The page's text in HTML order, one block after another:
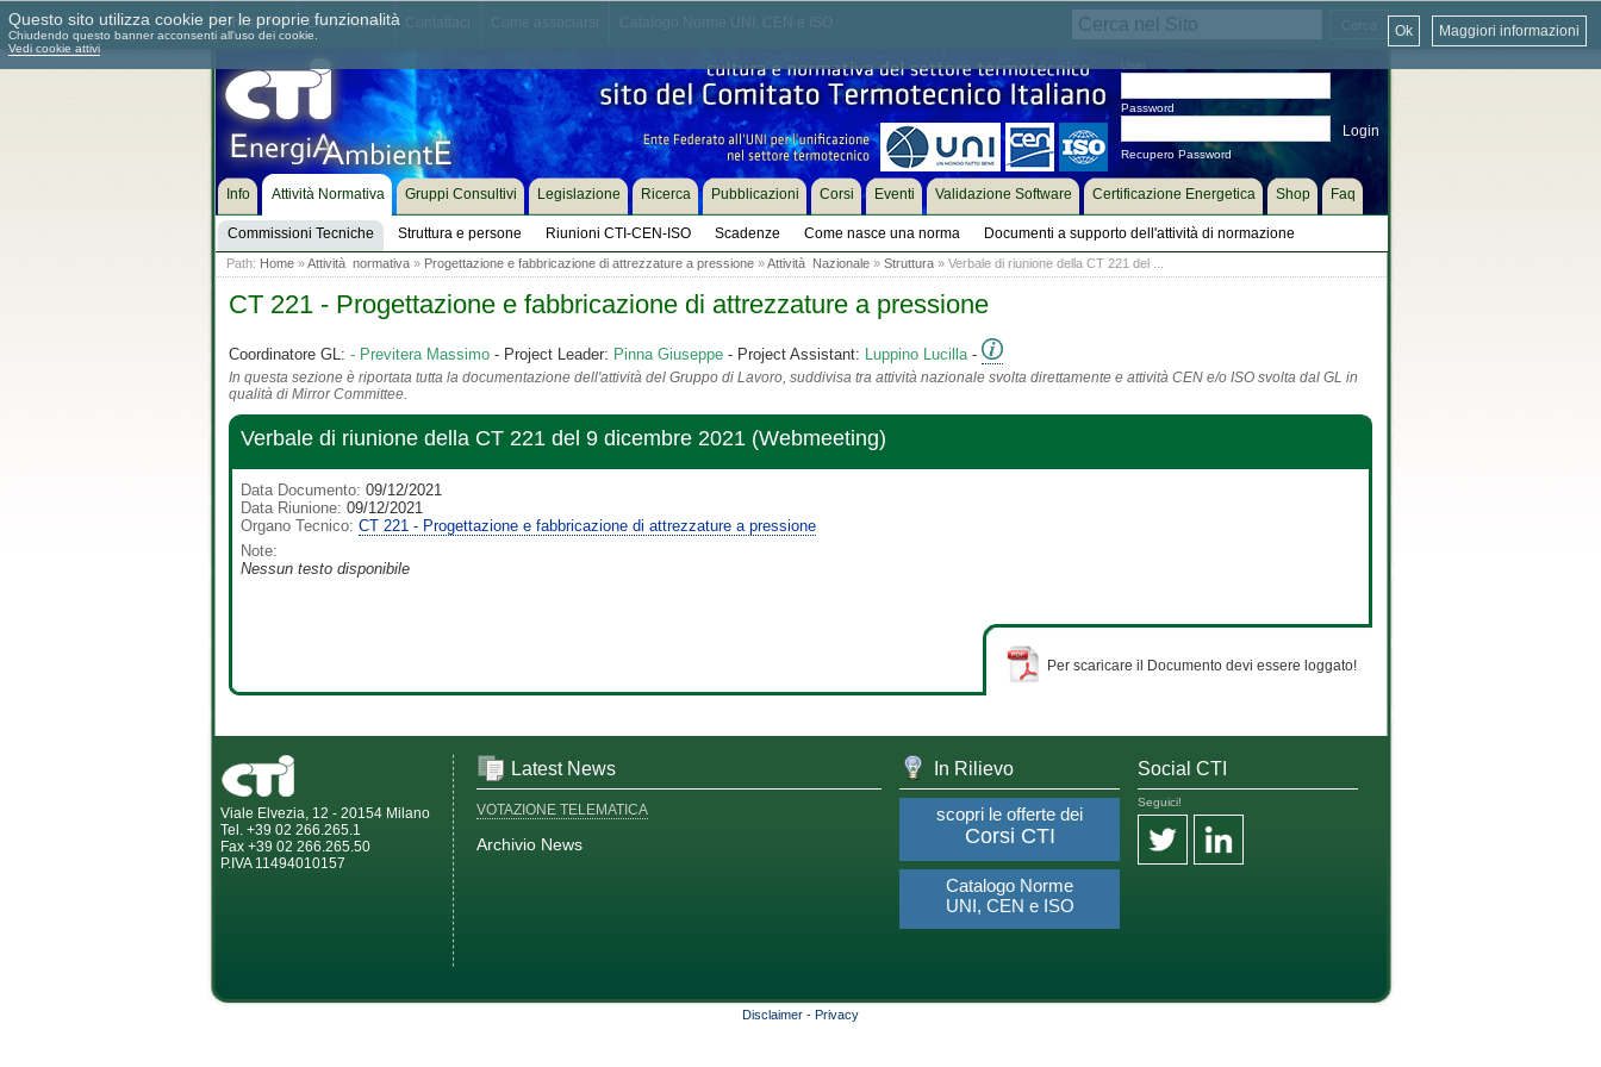
Chi siamo Dove siamo
Password
Recupero Password
Info Attività Normativa
Commissioni Tecniche Struttura e persone Riunioni CTI-CEN-ISO Scadenze Come nasce una norma Documenti a supporto dell'attività di normazione
Gruppi Consultivi Legislazione Ricerca Pubblicazioni Corsi Eventi Validazione Software Certificazione Energetica Shop Faq
Path: Home»Attività normativa» Progettazione e fabbricazione di attrezzature a pressione»Attività Nazionale» Struttura» Verbale di riunione della CT 221 del ...
CT 221 - Progettazione e fabbricazione di attrezzature a pressione
Coordinatore GL: - Previtera Massimo- Project Leader: Pinna Giuseppe- Project Assistant: Luppino Lucilla-
In questa sezione è riportata tutta la documentazione dell'attività del Gruppo di Lavoro, suddivisa tra attività nazionale svolta direttamente e attività CEN e/o ISO svolta dal GL in
qualità di Mirror Committee.
Verbale di riunione della CT 221 del 9 dicembre 2021 (Webmeeting)
Data Documento: 09/12/2021
Data Riunione: 09/12/2021
Organo Tecnico: CT 221 - Progettazione e fabbricazione di attrezzature a pressione
Note:
Nessun testo disponibile
Per scaricare il Documento devi essere loggato!
Viale Elvezia, 12 - 20154 Milano
Tel. +39 02 266.265.1
Fax +39 02 266.265.50
P.IVA 11494010157
Latest News
VOTAZIONE TELEMATICA
Archivio News
In Rilievo
scopri le offerte dei
Corsi CTI
Catalogo Norme
UNI, CEN e ISO
Social CTI
Seguici!
Disclaimer - Privacy
Questo sito utilizza cookie per le proprie funzionalità
Chiudendo questo banner acconsenti all'uso dei cookie.
Vedi cookie attivi
Maggiori informazioni
Ok